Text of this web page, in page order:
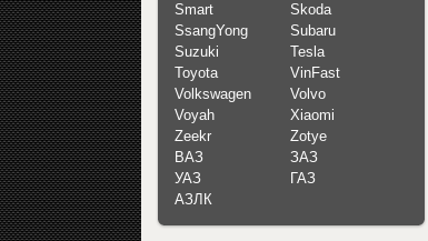
Smart
Skoda
SsangYong
Subaru
Suzuki
Tesla
Toyota
VinFast
Volkswagen
Volvo
Voyah
Xiaomi
Zeekr
Zotye
ВАЗ
ЗАЗ
УАЗ
ГАЗ
АЗЛК